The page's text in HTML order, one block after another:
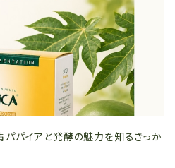
パパイアと発酵の魅力を知るきっか